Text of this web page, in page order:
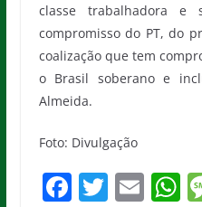
classe trabalhadora
compromisso do PT, do
coalização que tem
o Brasil soberano e
Almeida.
Foto: Divulgação
F T E